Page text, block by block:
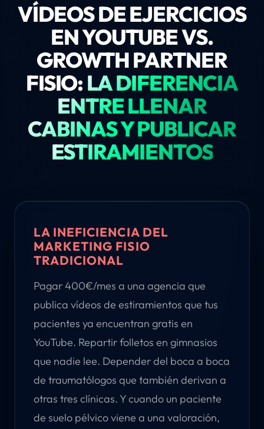
VÍDEOS DE EJERCICIOS
EN YOUTUBE VS.
GROWTH PARTNER
FISIO: LA DIFERENCIA
ENTRE LLENAR
CABINAS Y PUBLICAR
ESTIRAMIENTOS
LA INEFICIENCIA DEL
MARKETING FISIO
TRADICIONAL
Pagar 400€/mes a una agencia que
publica vídeos de estiramientos que tus
pacientes ya encuentran gratis en
YouTube. Repartir folletos en gimnasios
que nadie lee. Depender del boca a boca
de traumatólogos que también derivan a
otras tres clínicas. Y cuando un paciente
de suelo pélvico viene a una valoración,